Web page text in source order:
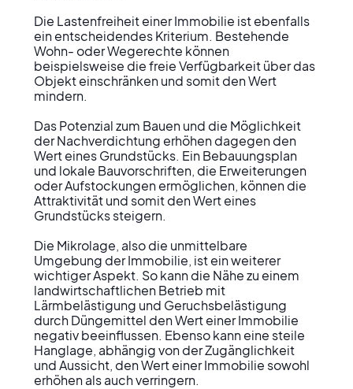
Die Lastenfreiheit einer Immobilie ist ebenfalls
ein entscheidendes Kriterium. Bestehende
Wohn- oder Wegerechte können
beispielsweise die freie Verfügbarkeit über das
Objekt einschränken und somit den Wert
mindern.
Das Potenzial zum Bauen und die Möglichkeit
der Nachverdichtung erhöhen dagegen den
Wert eines Grundstücks. Ein Bebauungsplan
und lokale Bauvorschriften, die Erweiterungen
oder Aufstockungen ermöglichen, können die
Attraktivität und somit den Wert eines
Grundstücks steigern.
Die Mikrolage, also die unmittelbare
Umgebung der Immobilie, ist ein weiterer
wichtiger Aspekt. So kann die Nähe zu einem
landwirtschaftlichen Betrieb mit
Lärmbelästigung und Geruchsbelästigung
durch Düngemittel den Wert einer Immobilie
negativ beeinflussen. Ebenso kann eine steile
Hanglage, abhängig von der Zugänglichkeit
und Aussicht, den Wert einer Immobilie sowohl
erhöhen als auch verringern.